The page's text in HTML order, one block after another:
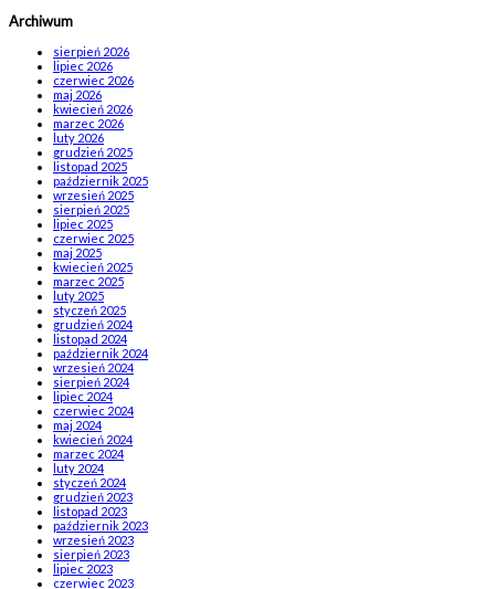
Archiwum
sierpień 2026
lipiec 2026
czerwiec 2026
maj 2026
kwiecień 2026
marzec 2026
luty 2026
grudzień 2025
listopad 2025
październik 2025
wrzesień 2025
sierpień 2025
lipiec 2025
czerwiec 2025
maj 2025
kwiecień 2025
marzec 2025
luty 2025
styczeń 2025
grudzień 2024
listopad 2024
październik 2024
wrzesień 2024
sierpień 2024
lipiec 2024
czerwiec 2024
maj 2024
kwiecień 2024
marzec 2024
luty 2024
styczeń 2024
grudzień 2023
listopad 2023
październik 2023
wrzesień 2023
sierpień 2023
lipiec 2023
czerwiec 2023